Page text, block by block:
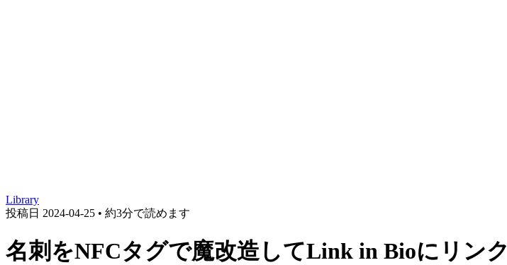
Library
投稿日 2024-04-25 • 約3分で読めます
名刺をNFCタグで魔改造してLink in Bioにリンク